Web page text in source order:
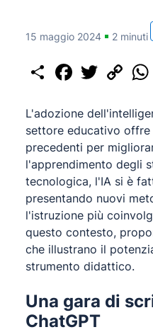
15 maggio 2024 2 minuti
Share Facebook
Twitter Copy
Link
L'adozione
settore educativo offre
precedenti per
l'apprendimento degli
tecnologica, l'IA si è
presentando nuovi
l'istruzione più
questo contesto,
che illustrano il
strumento didattico.
Una gara di
ChatGPT